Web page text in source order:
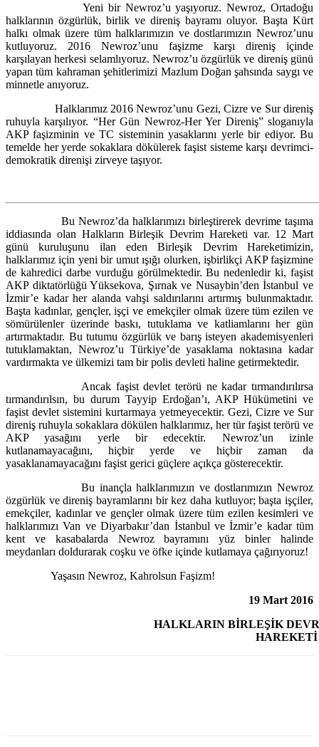
Yeni bir Newroz’u yaşıyoruz. Newroz, Ortadoğu
halklarının özgürlük, birlik ve direniş bayramı oluyor. Başta Kürt
halkı olmak üzere tüm halklarımızın ve dostlarımızın Newroz’unu
kutluyoruz. 2016 Newroz’unu faşizme karşı direniş içinde
karşılayan herkesi selamlıyoruz. Newroz’u özgürlük ve direniş günü
yapan tüm kahraman şehitlerimizi Mazlum Doğan şahsında saygı ve
minnetle anıyoruz.
Halklarımız 2016 Newroz’unu Gezi, Cizre ve Sur direniş
ruhuyla karşılıyor. “Her Gün Newroz-Her Yer Direniş” sloganıyla
AKP faşizminin ve TC sisteminin yasaklarını yerle bir ediyor. Bu
temelde her yerde sokaklara dökülerek faşist sisteme karşı devrimci-
demokratik direnişi zirveye taşıyor.
Bu Newroz’da halklarımızı birleştirerek devrime taşıma
iddiasında olan Halkların Birleşik Devrim Hareketi var. 12 Mart
günü kuruluşunu ilan eden Birleşik Devrim Hareketimizin,
halklarımız için yeni bir umut ışığı olurken, işbirlikçi AKP faşizmine
de kahredici darbe vurduğu görülmektedir. Bu nedenledir ki, faşist
AKP diktatörlüğü Yüksekova, Şırnak ve Nusaybin’den İstanbul ve
İzmir’e kadar her alanda vahşi saldırılarını artırmış bulunmaktadır.
Başta kadınlar, gençler, işçi ve emekçiler olmak üzere tüm ezilen ve
sömürülenler üzerinde baskı, tutuklama ve katliamlarını her gün
artırmaktadır. Bu tutumu özgürlük ve barış isteyen akademisyenleri
tutuklamaktan, Newroz’u Türkiye’de yasaklama noktasına kadar
vardırmakta ve ülkemizi tam bir polis devleti haline getirmektedir.
Ancak faşist devlet terörü ne kadar tırmandırılırsa
tırmandırılsın, bu durum Tayyip Erdoğan’ı, AKP Hükümetini ve
faşist devlet sistemini kurtarmaya yetmeyecektir. Gezi, Cizre ve Sur
direniş ruhuyla sokaklara dökülen halklarımız, her tür faşist terörü ve
AKP yasağını yerle bir edecektir. Newroz’un izinle
kutlanamayacağını, hiçbir yerde ve hiçbir zaman da
yasaklanamayacağını faşist gerici güçlere açıkça gösterecektir.
Bu inançla halklarımızın ve dostlarımızın Newroz
özgürlük ve direniş bayramlarını bir kez daha kutluyor; başta işçiler,
emekçiler, kadınlar ve gençler olmak üzere tüm ezilen kesimleri ve
halklarımızı Van ve Diyarbakır’dan İstanbul ve İzmir’e kadar tüm
kent ve kasabalarda Newroz bayramını yüz binler halinde
meydanları doldurarak coşku ve öfke içinde kutlamaya çağırıyoruz!
Yaşasın Newroz, Kahrolsun Faşizm!
19 Mart 2016
HALKLARIN BİRLEŞİK
HAREKETİ